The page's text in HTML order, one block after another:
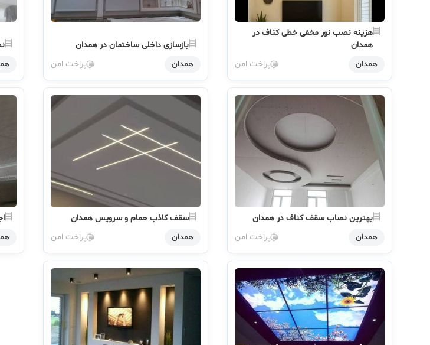
هزینه نصب نور مخفی خطی کناف در
همدان
همدان
پراخت امن
بازسازی داخلی ساختمان در همدان
همدان
پراخت امن
بهترین نصاب سقف کناف در همدان
همدان
پراخت امن
سقف کاذب حمام و سرویس همدان
همدان
پراخت امن